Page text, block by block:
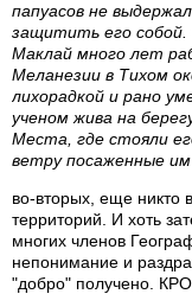
папуасов не
защитить его собой.
Маклай много лет
Меланезии в Тихом
лихорадкой и рано
ученом жива на
Места, где стояли
ветру посаженные им
во-вторых, еще никто
территорий. И хоть
многих членов
непонимание и
"добро" получено.